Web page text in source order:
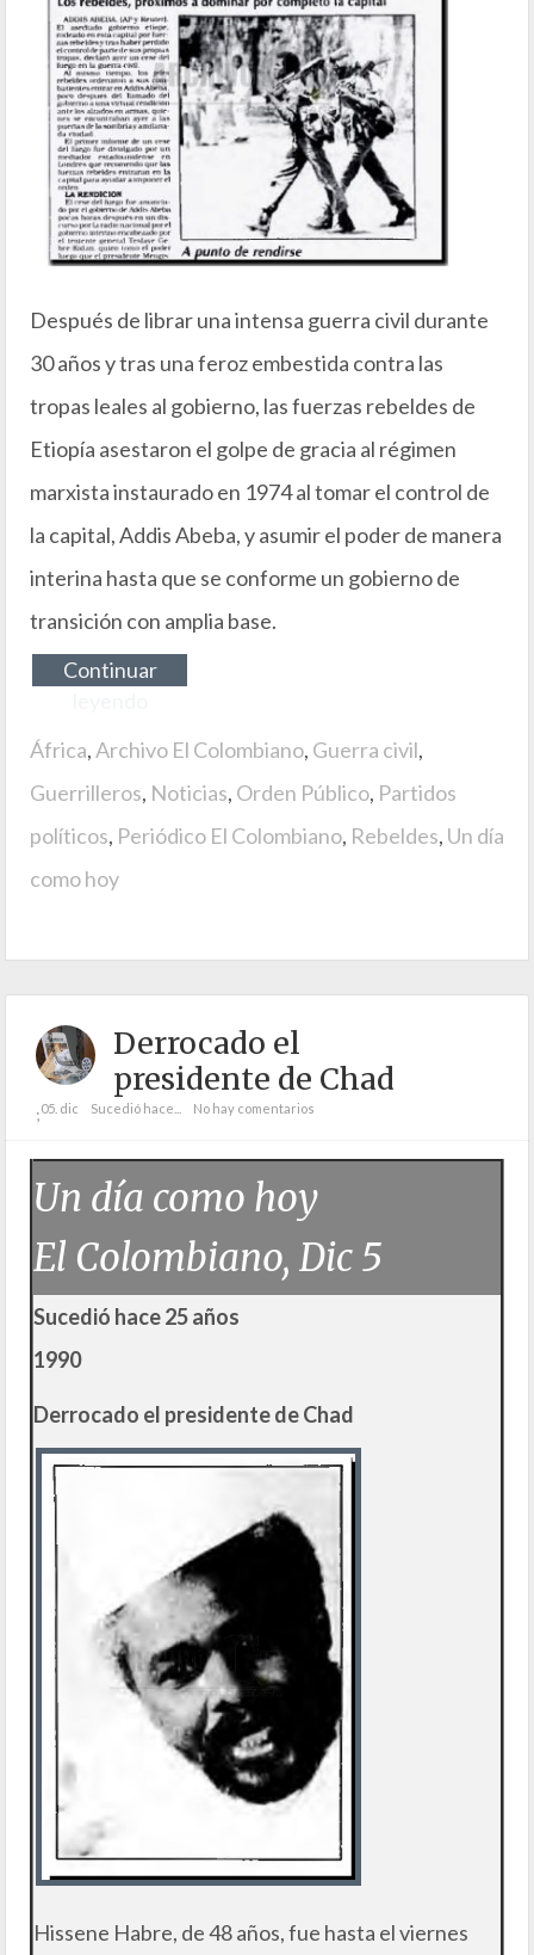
Después de librar una intensa guerra civil durante
30 años y tras una feroz embestida contra las
tropas leales al gobierno, las fuerzas rebeldes de
Etiopía asestaron el golpe de gracia al régimen
marxista instaurado en 1974 al tomar el control de
la capital, Addis Abeba, y asumir el poder de manera
interina hasta que se conforme un gobierno de
transición con amplia base.
Continuar
África,Archivo El Colombiano, Guerra civil,
Guerrilleros, Noticias, Orden Público, Partidos
políticos, Periódico El Colombiano, Rebeldes, Un día
como hoy
Derrocado el
presidente de Chad
;05. dic Sucedió hace... No hay comentarios
Un día como hoy
El Colombiano, Dic 5
Sucedió hace 25 años
1990
Derrocado el presidente de Chad
Hissene Habre, de 48 años, fue hasta el viernes